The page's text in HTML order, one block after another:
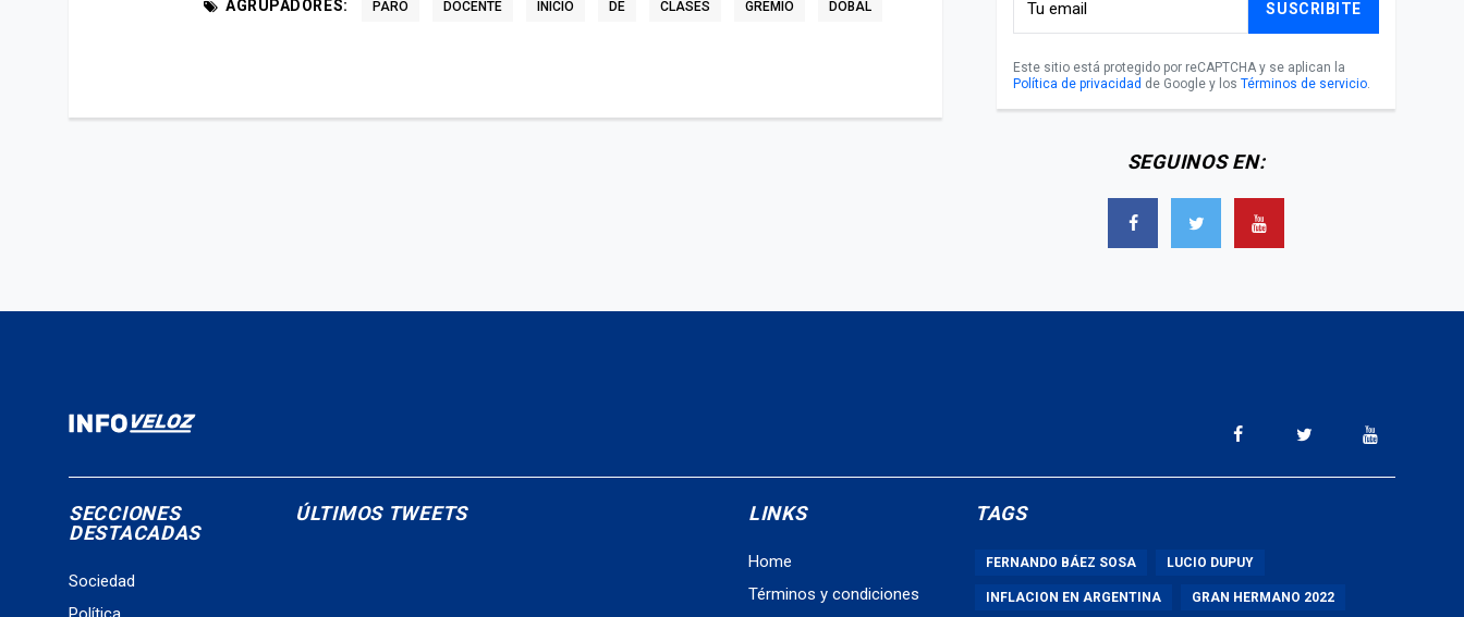
AGRUPADORES: PARO DOCENTE INICIO DE CLASES GREMIO DOBAL SUSCRIBITE
Este sitio está protegido por reCAPTCHA y se aplican la
Política de privacidad de Google y los Términos de servicio.
SEGUINOS EN:
SECCIONES
DESTACADAS
Sociedad
ÚLTIMOS TWEETS LINKS
Home
Términos y condiciones
TAGS
FERNANDO BÁEZ SOSA LUCIO DUPUY
INFLACION EN ARGENTINA GRAN HERMANO 2022